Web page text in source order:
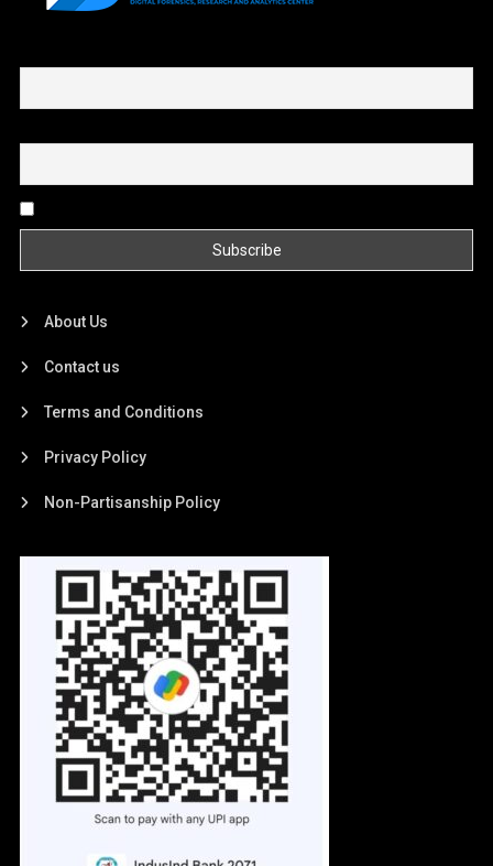
About Us
Contact us
Terms and Conditions
Privacy Policy
Non-Partisanship Policy